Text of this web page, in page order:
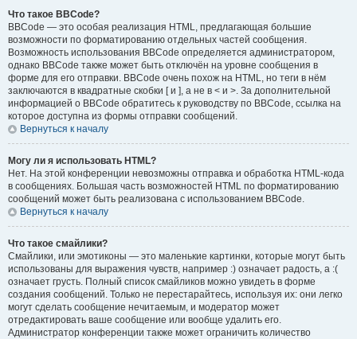
Что такое BBCode?
BBCode — это особая реализация HTML, предлагающая большие
возможности по форматированию отдельных частей сообщения.
Возможность использования BBCode определяется администратором,
однако BBCode также может быть отключён на уровне сообщения в
форме для его отправки. BBCode очень похож на HTML, но теги в нём
заключаются в квадратные скобки [ и ], а не в < и >. За дополнительной
информацией о BBCode обратитесь к руководству по BBCode, ссылка на
которое доступна из формы отправки сообщений.
Вернуться к началу
Могу ли я использовать HTML?
Нет. На этой конференции невозможны отправка и обработка HTML-кода
в сообщениях. Большая часть возможностей HTML по форматированию
сообщений может быть реализована с использованием BBCode.
Вернуться к началу
Что такое смайлики?
Смайлики, или эмотиконы — это маленькие картинки, которые могут быть
использованы для выражения чувств, например :) означает радость, а :(
означает грусть. Полный список смайликов можно увидеть в форме
создания сообщений. Только не перестарайтесь, используя их: они легко
могут сделать сообщение нечитаемым, и модератор может
отредактировать ваше сообщение или вообще удалить его.
Администратор конференции также может ограничить количество